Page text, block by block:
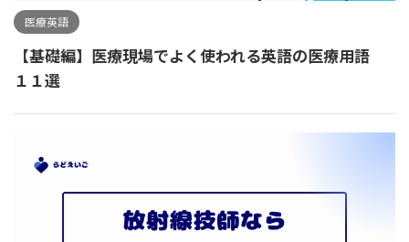
医療英語
【基礎編】医療現場でよく使われる英語の医療用語
１１選